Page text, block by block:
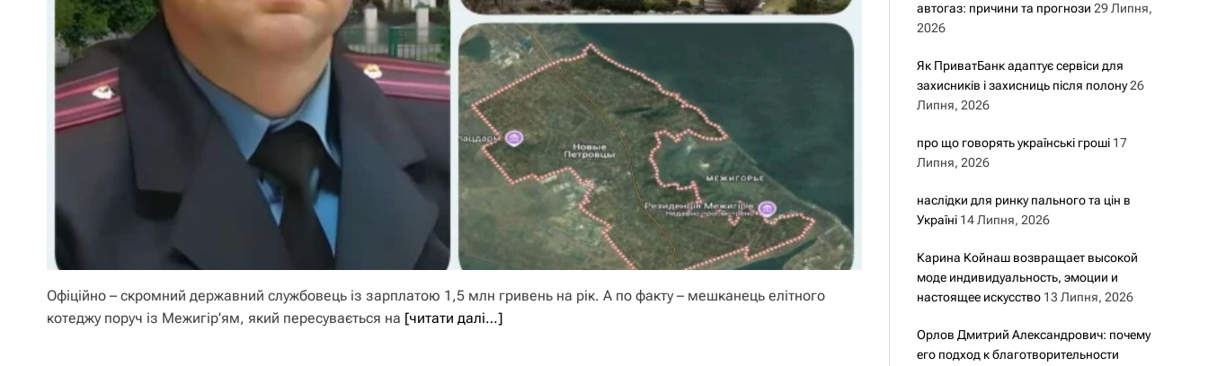
Офіційно – скромний державний службовець із зарплатою 1,5 млн гривень на рік. А по факту – мешканець елітного
котеджу поруч із Межигір’ям, який пересувається на [читати далі…]
автогаз: причини та прогнози 29 Липня,
2026
Як ПриватБанк адаптує сервіси для
захисників і захисниць після полону 26
Липня, 2026
про що говорять українські гроші 17
Липня, 2026
наслідки для ринку пального та цін в
Україні 14 Липня, 2026
Карина Койнаш возвращает высокой
моде индивидуальность, эмоции и
настоящее искусство 13 Липня, 2026
Орлов Дмитрий Александрович: почему
его подход к благотворительности